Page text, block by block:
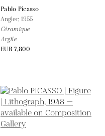
Pablo Picasso
Angler, 1955
Céramique
Argile
EUR 7,800